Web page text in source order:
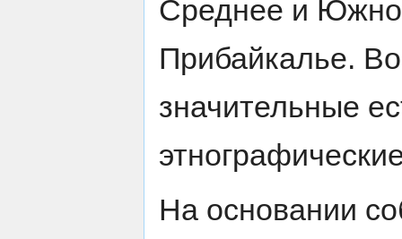
Среднее и
Прибайкалье.
значительные
На основании